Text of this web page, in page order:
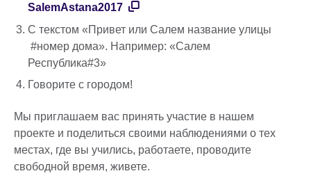
SalemAstana2017
С текстом «Привет или Салем название улицы
#номер дома». Например: «Салем
Республика#3»
Говорите с городом!
Мы приглашаем вас принять участие в нашем
проекте и поделиться своими наблюдениями о тех
местах, где вы учились, работаете, проводите
свободной время, живете.